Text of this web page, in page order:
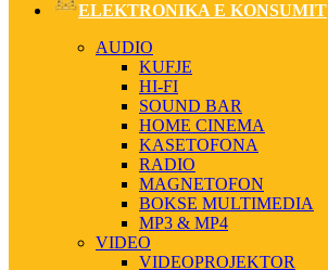
ELEKTRONIKA E KONSUMIT
AUDIO
KUFJE
HI-FI
SOUND BAR
HOME CINEMA
KASETOFONA
RADIO
MAGNETOFON
BOKSE MULTIMEDIA
MP3 & MP4
VIDEO
VIDEOPROJEKTOR